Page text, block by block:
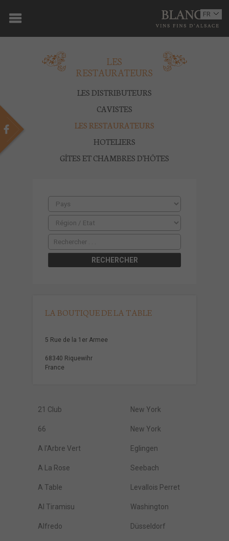
DOMAINE
OENOTOURISME
BOUTIQUE
PRESSE
CONTACT
FR
EN
LES
RESTAURATEURS
LES DISTRIBUTEURS
CAVISTES
LES RESTAURATEURS
HOTELIERS
GÎTES ET CHAMBRES D'HÔTES
LA BOUTIQUE DE LA TABLE
5 Rue de la 1er Armee
68340 Riquewihr
France
21 Club New York
66 New York
A l'Arbre Vert Eglingen
A La Rose Seebach
A Table Levallois Perret
Al Tiramisu Washington
Alfredo Düsseldorf